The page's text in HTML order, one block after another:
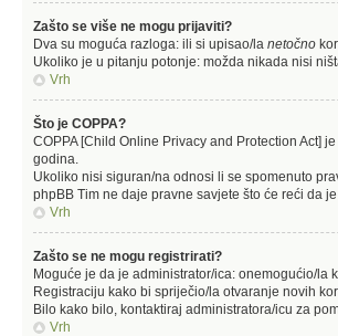
Zašto se više ne mogu prijaviti?
Dva su moguća razloga: ili si upisao/la netočno
Ukoliko je u pitanju potonje: možda nikada nisi
Vrh
Što je COPPA?
COPPA [Child Online Privacy and Protection Act]
godina.
Ukoliko nisi siguran/na odnosi li se spomenuto
phpBB Tim ne daje pravne savjete što će reći da
Vrh
Zašto se ne mogu registrirati?
Moguće je da je administrator/ica: onemogućio/la
Registraciju kako bi spriječio/la otvaranje novih
Bilo kako bilo, kontaktiraj administratora/icu za
Vrh